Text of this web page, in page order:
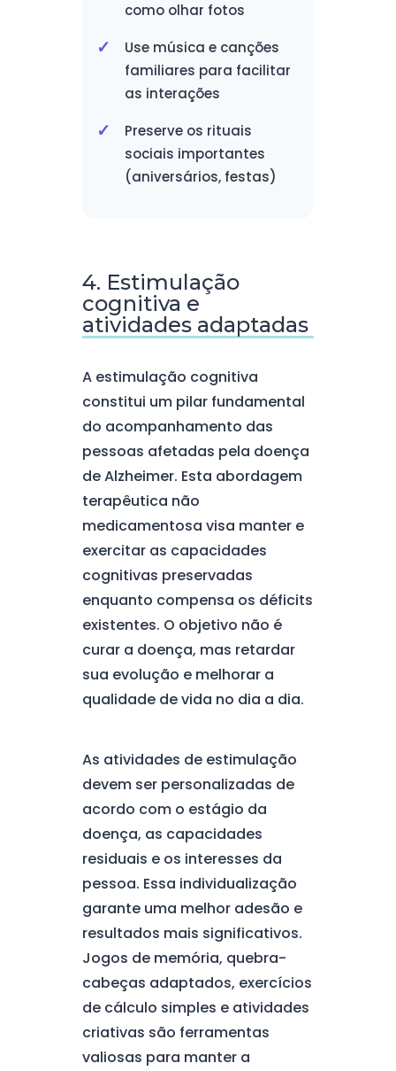
como olhar fotos
Use música e canções
familiares para facilitar
as interações
Preserve os rituais
sociais importantes
(aniversários, festas)
4. Estimulação
cognitiva e
atividades adaptadas
A estimulação cognitiva
constitui um pilar fundamental
do acompanhamento das
pessoas afetadas pela doença
de Alzheimer. Esta abordagem
terapêutica não
medicamentosa visa manter e
exercitar as capacidades
cognitivas preservadas
enquanto compensa os déficits
existentes. O objetivo não é
curar a doença, mas retardar
sua evolução e melhorar a
qualidade de vida no dia a dia.
As atividades de estimulação
devem ser personalizadas de
acordo com o estágio da
doença, as capacidades
residuais e os interesses da
pessoa. Essa individualização
garante uma melhor adesão e
resultados mais significativos.
Jogos de memória, quebra-
cabeças adaptados, exercícios
de cálculo simples e atividades
criativas são ferramentas
valiosas para manter a